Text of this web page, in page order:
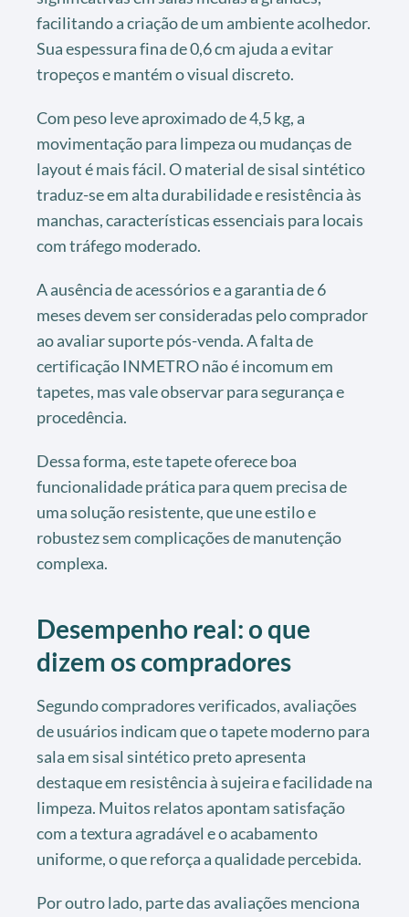
facilitando a criação de um ambiente acolhedor.
Sua espessura fina de 0,6 cm ajuda a evitar
tropeços e mantém o visual discreto.
Com peso leve aproximado de 4,5 kg, a
movimentação para limpeza ou mudanças de
layout é mais fácil. O material de sisal sintético
traduz-se em alta durabilidade e resistência às
manchas, características essenciais para locais
com tráfego moderado.
A ausência de acessórios e a garantia de 6
meses devem ser consideradas pelo comprador
ao avaliar suporte pós-venda. A falta de
certificação INMETRO não é incomum em
tapetes, mas vale observar para segurança e
procedência.
Dessa forma, este tapete oferece boa
funcionalidade prática para quem precisa de
uma solução resistente, que une estilo e
robustez sem complicações de manutenção
complexa.
Desempenho real: o que
dizem os compradores
Segundo compradores verificados, avaliações
de usuários indicam que o tapete moderno para
sala em sisal sintético preto apresenta
destaque em resistência à sujeira e facilidade na
limpeza. Muitos relatos apontam satisfação
com a textura agradável e o acabamento
uniforme, o que reforça a qualidade percebida.
Por outro lado, parte das avaliações menciona